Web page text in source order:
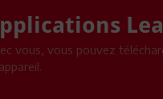
vous, vous pouvez